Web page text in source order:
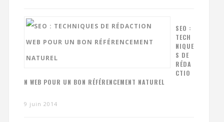
SEO :
TECH
NIQUE
S DE
RÉDA
CTIO
N WEB POUR UN BON RÉFÉRENCEMENT NATUREL
9 juin 2014